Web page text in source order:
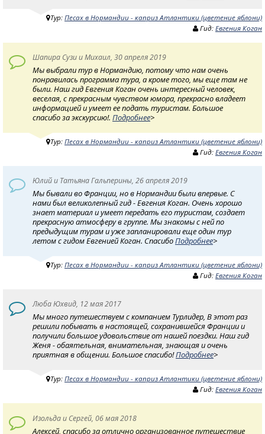
Тур: Песах в Нормандии - каприз Атлантики (цветение яблони)
Гид: Евгения Коган
Шапира Сузи и Михаил, 30 апреля 2019
Мы выбрали тур в Нормандию, потому что нам очень
понравилась программа тура, а кроме того, мы еще там не
были. Наш гид Евгения Коган очень интересный человек,
веселая, с прекрасным чувством юмора, прекрасно владеет
информацией и умеет ее подать туристам. Большое
спасибо за экскурсию!. Подробнее>
Тур: Песах в Нормандии - каприз Атлантики (цветение яблони)
Гид: Евгения Коган
Юлий и Татьяна Гальперины, 26 апреля 2019
Мы бывали во Франции, но в Нормандии были впервые. С
нами был великолепный гид - Евгения Коган. Очень хорошо
знает материал и умеет передать его туристам, создает
прекрасную атмосферу в группе. Мы знакомы с ней по
предыдущим турам и уже запланировали еще один тур
летом с гидом Евгенией Коган. СпасибоПодробнее>
Тур: Песах в Нормандии - каприз Атлантики (цветение яблони)
Гид: Евгения Коган
Люба Юхвид, 12 мая 2017
Мы много путешествуем с компанием Турлидер, В этот раз
решили побывать в настоящей, сохранившейся Франции и
получили большое удовольствие от нашей поездки. Наш гид
Женя - обаятельная, внимательная, знающая и очень
приятная в общении. Большое спасибо!Подробнее>
Тур: Песах в Нормандии - каприз Атлантики (цветение яблони)
Гид: Евгения Коган
Изольда и Сергей, 06 мая 2018
Алексей, спасибо за отлично организованное путешествие